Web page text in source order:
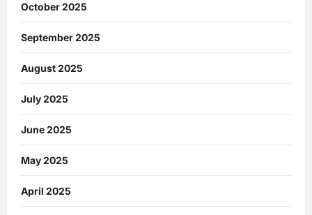
October 2025
September 2025
August 2025
July 2025
June 2025
May 2025
April 2025